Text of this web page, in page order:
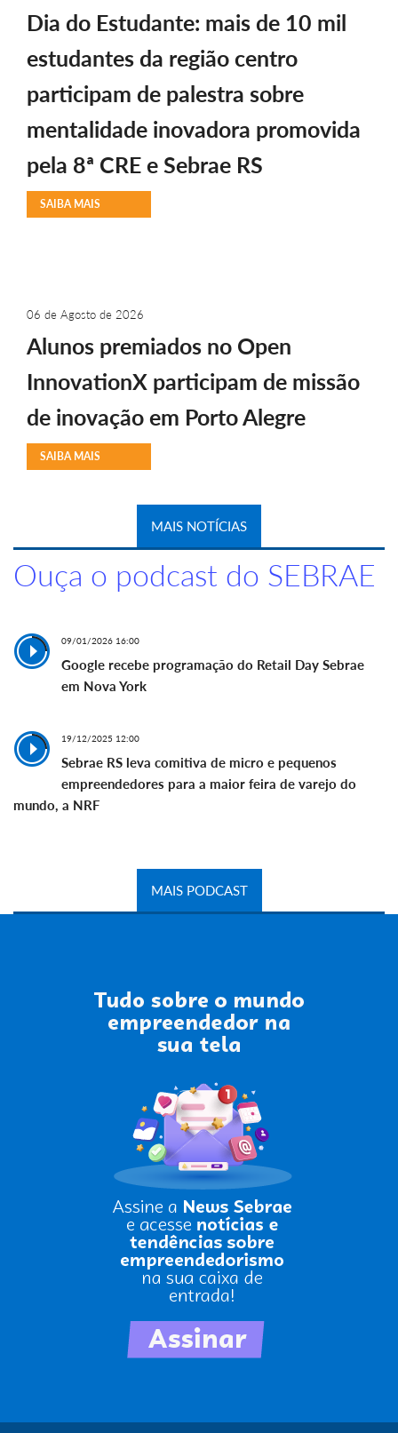
Dia do Estudante: mais de 10 mil
estudantes da região centro
participam de palestra sobre
mentalidade inovadora promovida
pela 8ª CRE e Sebrae RS
SAIBA MAIS
06 de Agosto de 2026
Alunos premiados no Open
InnovationX participam de missão
de inovação em Porto Alegre
SAIBA MAIS
MAIS NOTÍCIAS
Ouça o podcast do SEBRAE
09/01/2026 16:00
Google recebe programação do Retail Day Sebrae
em Nova York
19/12/2025 12:00
Sebrae RS leva comitiva de micro e pequenos
empreendedores para a maior feira de varejo do
mundo, a NRF
MAIS PODCAST